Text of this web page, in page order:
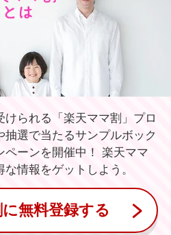
られる「楽天ママ割」プロ
抽選で当たるサンプルボック
ペーンを開催中！ 楽天ママ
情報をゲットしよう。
無料登録する